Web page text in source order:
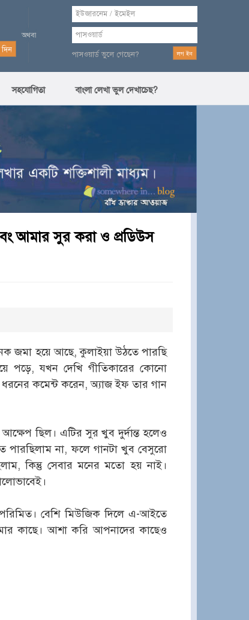
পাসওয়ার্ড ভুলে গেছেন?
সহযোগিতা বাংলা লেখা ভুল দেখাচেছ?
আমার সুর করা ও প্রডিউস
জমা হয়ে আছে, কুলাইয়া উঠতে পারছি
পড়ে, যখন দেখি গীতিকারের কোনো
ধরনের কমেন্ট করেন, অ্যাজ ইফ তার গান
ছিল। এটির সুর খুব দুর্দান্ত হলেও
পারছিলাম না, ফলে গানটা খুব বেসুরো
কিন্তু সেবার মনের মতো হয় নাই।
বেশি মিউজিক দিলে এ-আইতে
কাছে। আশা করি আপনাদের কাছেও